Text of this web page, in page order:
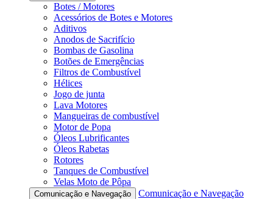
Botes / Motores
Acessórios de Botes e Motores
Aditivos
Anodos de Sacrifício
Bombas de Gasolina
Botões de Emergências
Filtros de Combustível
Hélices
Jogo de junta
Lava Motores
Mangueiras de combustível
Motor de Popa
Óleos Lubrificantes
Óleos Rabetas
Rotores
Tanques de Combustível
Velas Moto de Pôpa
Comunicação e Navegação
Comunicação e Navegação